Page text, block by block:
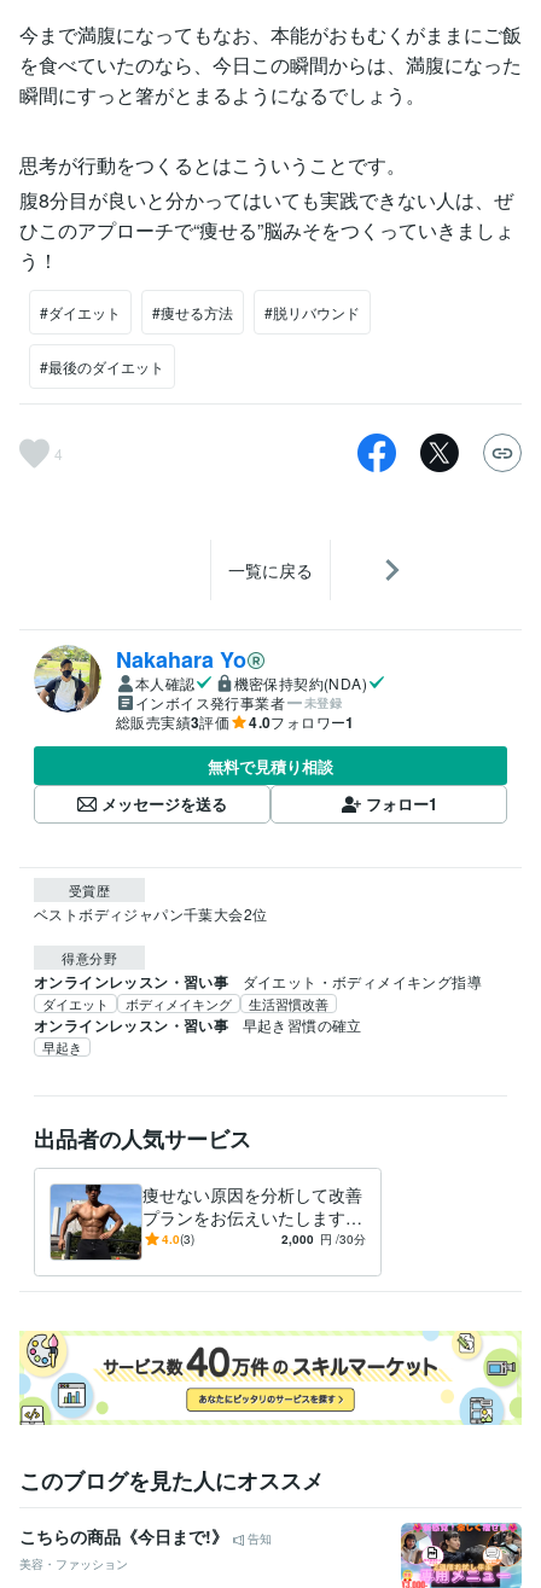
今まで満腹になってもなお、本能がおもむくがままにご飯
を食べていたのなら、今日この瞬間からは、満腹になった
瞬間にすっと箸がとまるようになるでしょう。
思考が行動をつくるとはこういうことです。
腹8分目が良いと分かってはいても実践できない人は、ぜ
ひこのアプローチで“痩せる”脳みそをつくっていきましょ
う！
#ダイエット #痩せる方法 #脱リバウンド
#最後のダイエット
4
一覧に戻る
Nakahara Yo
本人確認
機密保持契約(NDA)
インボイス発行事業者
未登録
総販売実績3評価 4.0フォロワー1
無料で見積り相談
メッセージを送る
フォロー1
受賞歴
ベストボディジャパン千葉大会2位
得意分野
オンラインレッスン・習い事 ダイエット・ボディメイキング指導
ダイエット ボディメイキング 生活習慣改善
オンラインレッスン・習い事 早起き習慣の確立
早起き
出品者の人気サービス
痩せない原因を分析して改善
プランをお伝えいたします
すぐ実行可能なアクションプ
ート提出
4.0(3) 2,000 円 /30分
このブログを見た人にオススメ
こちらの商品《今日まで!》
告知
美容・ファッション